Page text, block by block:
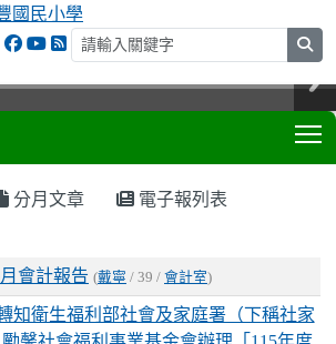
分月文章 電子報列表
會計報告 (戴寧 / 39 / 會計室)
知衛生福利部社會及家庭署（下稱社家